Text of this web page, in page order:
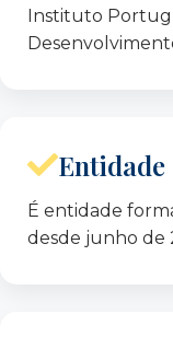
Instituto
É entidade
desde junho de